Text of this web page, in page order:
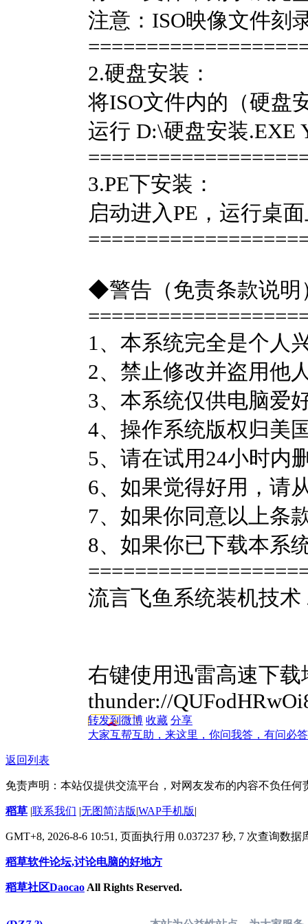
注意：ISO映像文件刻
2.硬盘安装：
将ISO文件内的（硬盘
运行 D:\硬盘安装.EXE
3.PE下安装：
启动进入PE，运行桌
◆警告（免责条款说明
1、本系统完全是个人
2、禁止修改并盗用他
3、本系统仅供电脑爱
4、操作系统版权归美
5、请在试用24小时内
6、如果觉得好用，请
7、如果你同意以上条
8、如果你已下载本系
流言飞鱼系统装机技术
右键使用迅雷高速下载
thunder://
转发到微博 收藏 分享
大家互帮互助，来这里，你问我答，有问必
返回列表
免责声明：本站仅提供交流平台，对网友发布的内容不负任
稻草 |联系我们 |无图简洁版|WAP手机版|
GMT+8, 2026-8-6 10:51, 页面执行用 0.037237 秒, 7 次查询数
稻草软件论坛,讨论电脑的好地方
稻草社区Daocao All Rights Reserved.